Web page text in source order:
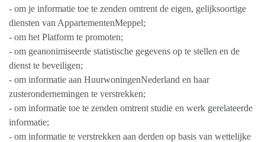
- om je informatie toe te zenden omtrent de eigen, gelijksoortige
diensten van AppartementenMeppel;
- om het Platform te promoten;
- om geanonimiseerde statistische gegevens op te stellen en de
dienst te beveiligen;
- om informatie aan HuurwoningenNederland en haar
zusterondernemingen te verstrekken;
- om informatie toe te zenden omtrent studie en werk gerelateerde
informatie;
- om informatie te verstrekken aan derden op basis van wettelijke